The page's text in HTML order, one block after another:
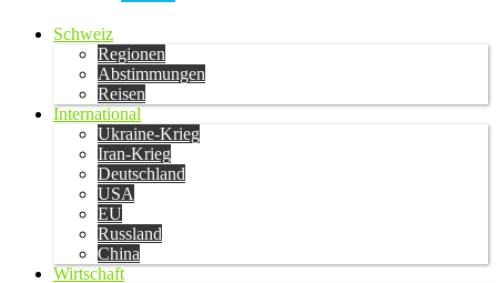
Schweiz
Regionen
Abstimmungen
Reisen
International
Ukraine-Krieg
Iran-Krieg
Deutschland
USA
EU
Russland
China
Wirtschaft